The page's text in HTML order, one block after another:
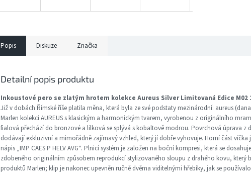
Popis Diskuze Značka
Detailní popis produktu
Inkoustové pero se zlatým hrotem kolekce Aureus Silver Limitovaná Edice M02
Již v dobách Římské říše platila měna, která byla ze své podstaty mezinárodní: aureus
Marlen kolekci AUREUS s klasickým a harmonickým tvarem, vyrobenou z originálního
fialová přechází do bronzové a lilková se splývá s kobaltově modrou. Povrchová úprava z
dodávají exkluzivní a mimořádně zajímavý vzhled, který jí dobře vyhovuje. Horní část víčka
nápis „IMP CAES P HELV AVG“. Plnicí systém je založen na boční kompresi, která se
zdobeného originálním způsobem reprodukcí stylizovaného sloupu z drahého kovu, který
produktů Marlen; klip je nakonec upevněn ručně dvěma viditelnými hřebíky, jak se